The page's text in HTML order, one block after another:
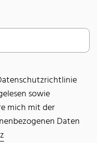
sowie
mich mit der
Daten